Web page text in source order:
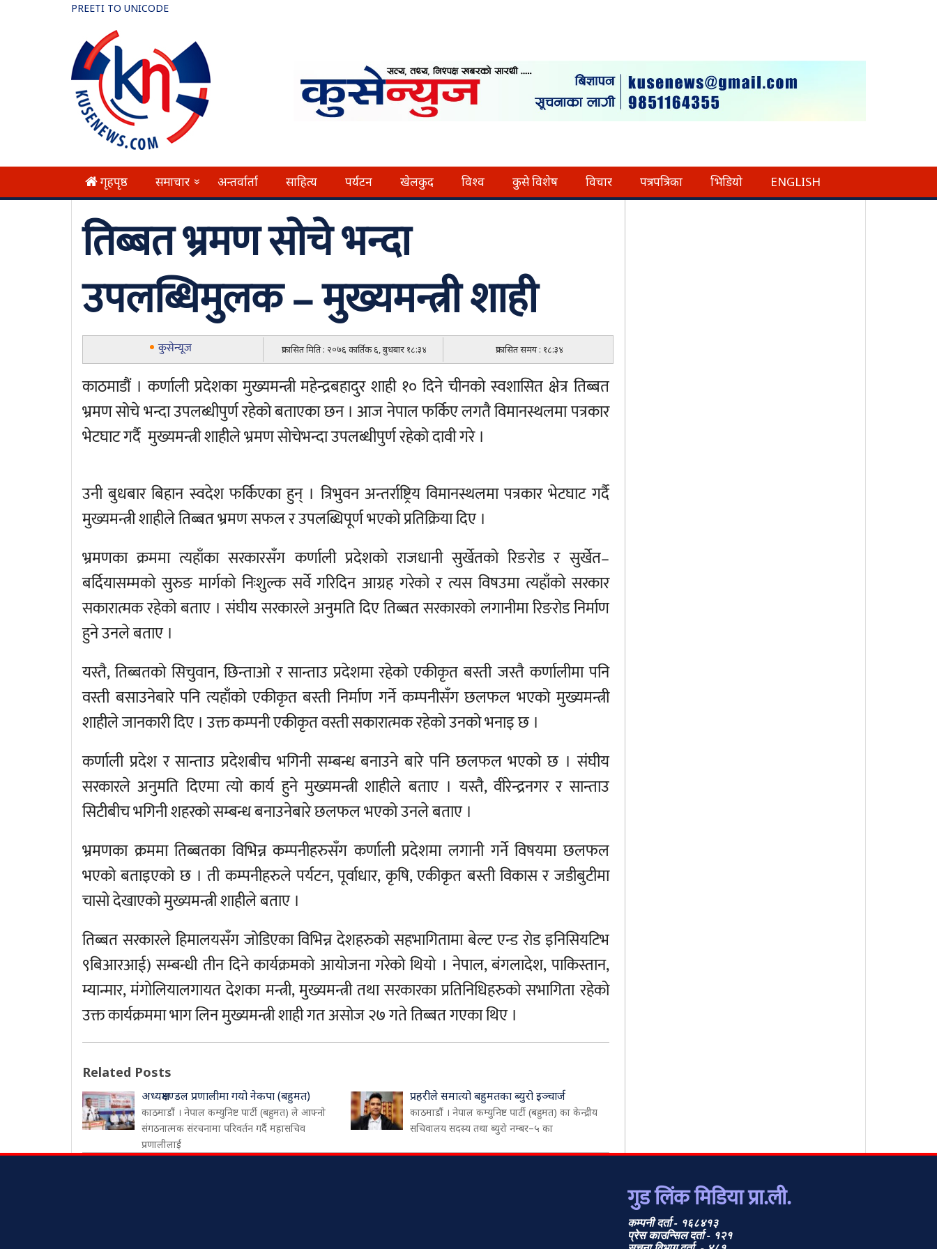
PREETI TO UNICODE
गृहपृष्ठ समाचार » अन्तर्वार्ता साहित्य पर्यटन खेलकुद विश्व कुसे विशेष विचार पत्रपत्रिका भिडियो ENGLISH
तिब्बत भ्रमण सोचे भन्दा
उपलब्धिमुलक – मुख्यमन्त्री शाही
कुसेन्यूज प्रकासित मिति : २०७६ कार्तिक ६, बुधबार १८:३४ प्रकासित समय : १८:३४
काठमाडौं । कर्णाली प्रदेशका मुख्यमन्त्री महेन्द्रबहादुर शाही १० दिने चीनको स्वशासित क्षेत्र तिब्बत
भ्रमण सोचे भन्दा उपलब्धीपुर्ण रहेको बताएका छन । आज नेपाल फर्किए लगतै विमानस्थलमा पत्रकार
भेटघाट गर्दै मुख्यमन्त्री शाहीले भ्रमण सोचेभन्दा उपलब्धीपुर्ण रहेको दावी गरे ।
उनी बुधबार बिहान स्वदेश फर्किएका हुन् । त्रिभुवन अन्तर्राष्ट्रिय विमानस्थलमा पत्रकार भेटघाट गर्दै
मुख्यमन्त्री शाहीले तिब्बत भ्रमण सफल र उपलब्धिपूर्ण भएको प्रतिक्रिया दिए ।
भ्रमणका क्रममा त्यहाँका सरकारसँग कर्णाली प्रदेशको राजधानी सुर्खेतको रिङरोड र सुर्खेत–
बर्दियासम्मको सुरुङ मार्गको निःशुल्क सर्वे गरिदिन आग्रह गरेको र त्यस विषउमा त्यहाँको सरकार
सकारात्मक रहेको बताए । संघीय सरकारले अनुमति दिए तिब्बत सरकारको लगानीमा रिङरोड निर्माण
हुने उनले बताए ।
यस्तै, तिब्बतको सिचुवान, छिन्ताओ र सान्ताउ प्रदेशमा रहेको एकीकृत बस्ती जस्तै कर्णालीमा पनि
वस्ती बसाउनेबारे पनि त्यहाँको एकीकृत बस्ती निर्माण गर्ने कम्पनीसँग छलफल भएको मुख्यमन्त्री
शाहीले जानकारी दिए । उक्त कम्पनी एकीकृत वस्ती सकारात्मक रहेको उनको भनाइ छ ।
कर्णाली प्रदेश र सान्ताउ प्रदेशबीच भगिनी सम्बन्ध बनाउने बारे पनि छलफल भएको छ । संघीय
सरकारले अनुमति दिएमा त्यो कार्य हुने मुख्यमन्त्री शाहीले बताए । यस्तै, वीरेन्द्रनगर र सान्ताउ
सिटीबीच भगिनी शहरको सम्बन्ध बनाउनेबारे छलफल भएको उनले बताए ।
भ्रमणका क्रममा तिब्बतका विभिन्न कम्पनीहरुसँग कर्णाली प्रदेशमा लगानी गर्ने विषयमा छलफल
भएको बताइएको छ । ती कम्पनीहरुले पर्यटन, पूर्वाधार, कृषि, एकीकृत बस्ती विकास र जडीबुटीमा
चासो देखाएको मुख्यमन्त्री शाहीले बताए ।
तिब्बत सरकारले हिमालयसँग जोडिएका विभिन्न देशहरुको सहभागितामा बेल्ट एन्ड रोड इनिसियटिभ
९बिआरआई) सम्बन्धी तीन दिने कार्यक्रमको आयोजना गरेको थियो । नेपाल, बंगलादेश, पाकिस्तान,
म्यान्मार, मंगोलियालगायत देशका मन्त्री, मुख्यमन्त्री तथा सरकारका प्रतिनिधिहरुको सभागिता रहेको
उक्त कार्यक्रममा भाग लिन मुख्यमन्त्री शाही गत असोज २७ गते तिब्बत गएका थिए ।
Related Posts
अध्यक्षमण्डल प्रणालीमा गयो नेकपा (बहुमत)
काठमाडौं । नेपाल कम्युनिष्ट पार्टी (बहुमत) ले आफ्नो
संगठनात्मक संरचनामा परिवर्तन गर्दै महासचिव
प्रणालीलाई
प्रहरीले समात्यो बहुमतका ब्युरो इञ्चार्ज
काठमाडौं । नेपाल कम्युनिष्ट पार्टी (बहुमत) का केन्द्रीय
सचिवालय सदस्य तथा ब्युरो नम्बर–५ का
गुड लिंक मिडिया प्रा.ली.
कम्पनी दर्ता - १६८४१३
प्रेस काउन्सिल दर्ता - १२१